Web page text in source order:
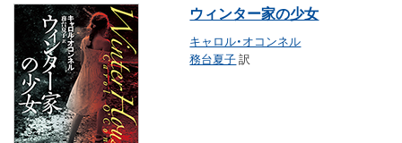
ウィンター家の少女
キャロル・オコンネル
務台夏子訳